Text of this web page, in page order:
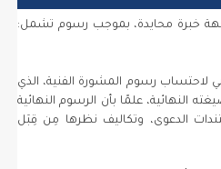
جهة خبرة محايدة، بموجب رسوم تشمل:
لاحتساب رسوم المشورة الفنية، الذي
علمًا بأن الرسوم النهائية
الدعوى، وتكاليف نظرها مِن قِبَل